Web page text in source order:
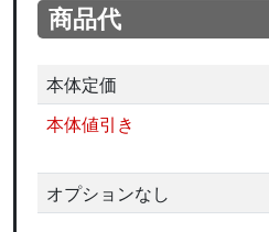
商品代
本体定価
本体値引き
オプションなし